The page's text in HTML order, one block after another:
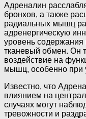
Адреналин
бронхов, а также
радиальных мышц
адренергическую
уровень содержания
тканевый обмен. Он
воздействие на
мышц, особенно при
Известно, что
влиянием на
случаях могут
тревожности и